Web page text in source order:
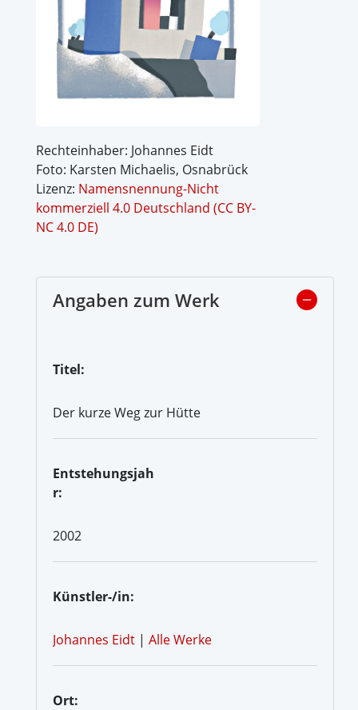
Rechteinhaber: Johannes Eidt
Foto: Karsten Michaelis, Osnabrück
Lizenz: Namensnennung-Nicht
kommerziell 4.0 Deutschland (CC BY-
NC 4.0 DE)
Angaben zum Werk
Titel:
Der kurze Weg zur Hütte
Entstehungsjah
r:
2002
Künstler-/in:
Johannes Eidt | Alle Werke
Ort: